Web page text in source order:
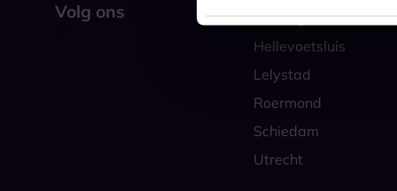
Volg ons
Hellevoetsluis
Lelystad
Roermond
Schiedam
Utrecht